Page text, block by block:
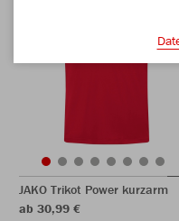
JAKO Trikot Power kurzarm
ab 30,99 €